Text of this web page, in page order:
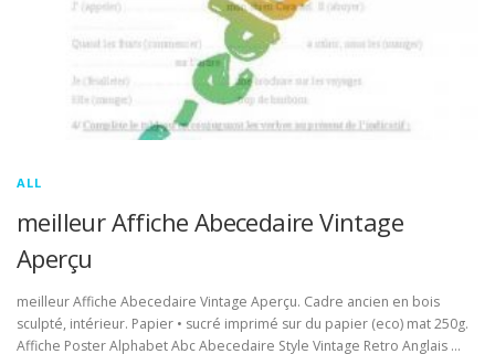
ALL
meilleur Affiche Abecedaire Vintage
Aperçu
meilleur Affiche Abecedaire Vintage Aperçu. Cadre ancien en bois
sculpté, intérieur. Papier • sucré imprimé sur du papier (eco) mat 250g.
Affiche Poster Alphabet Abc Abecedaire Style Vintage Retro Anglais …